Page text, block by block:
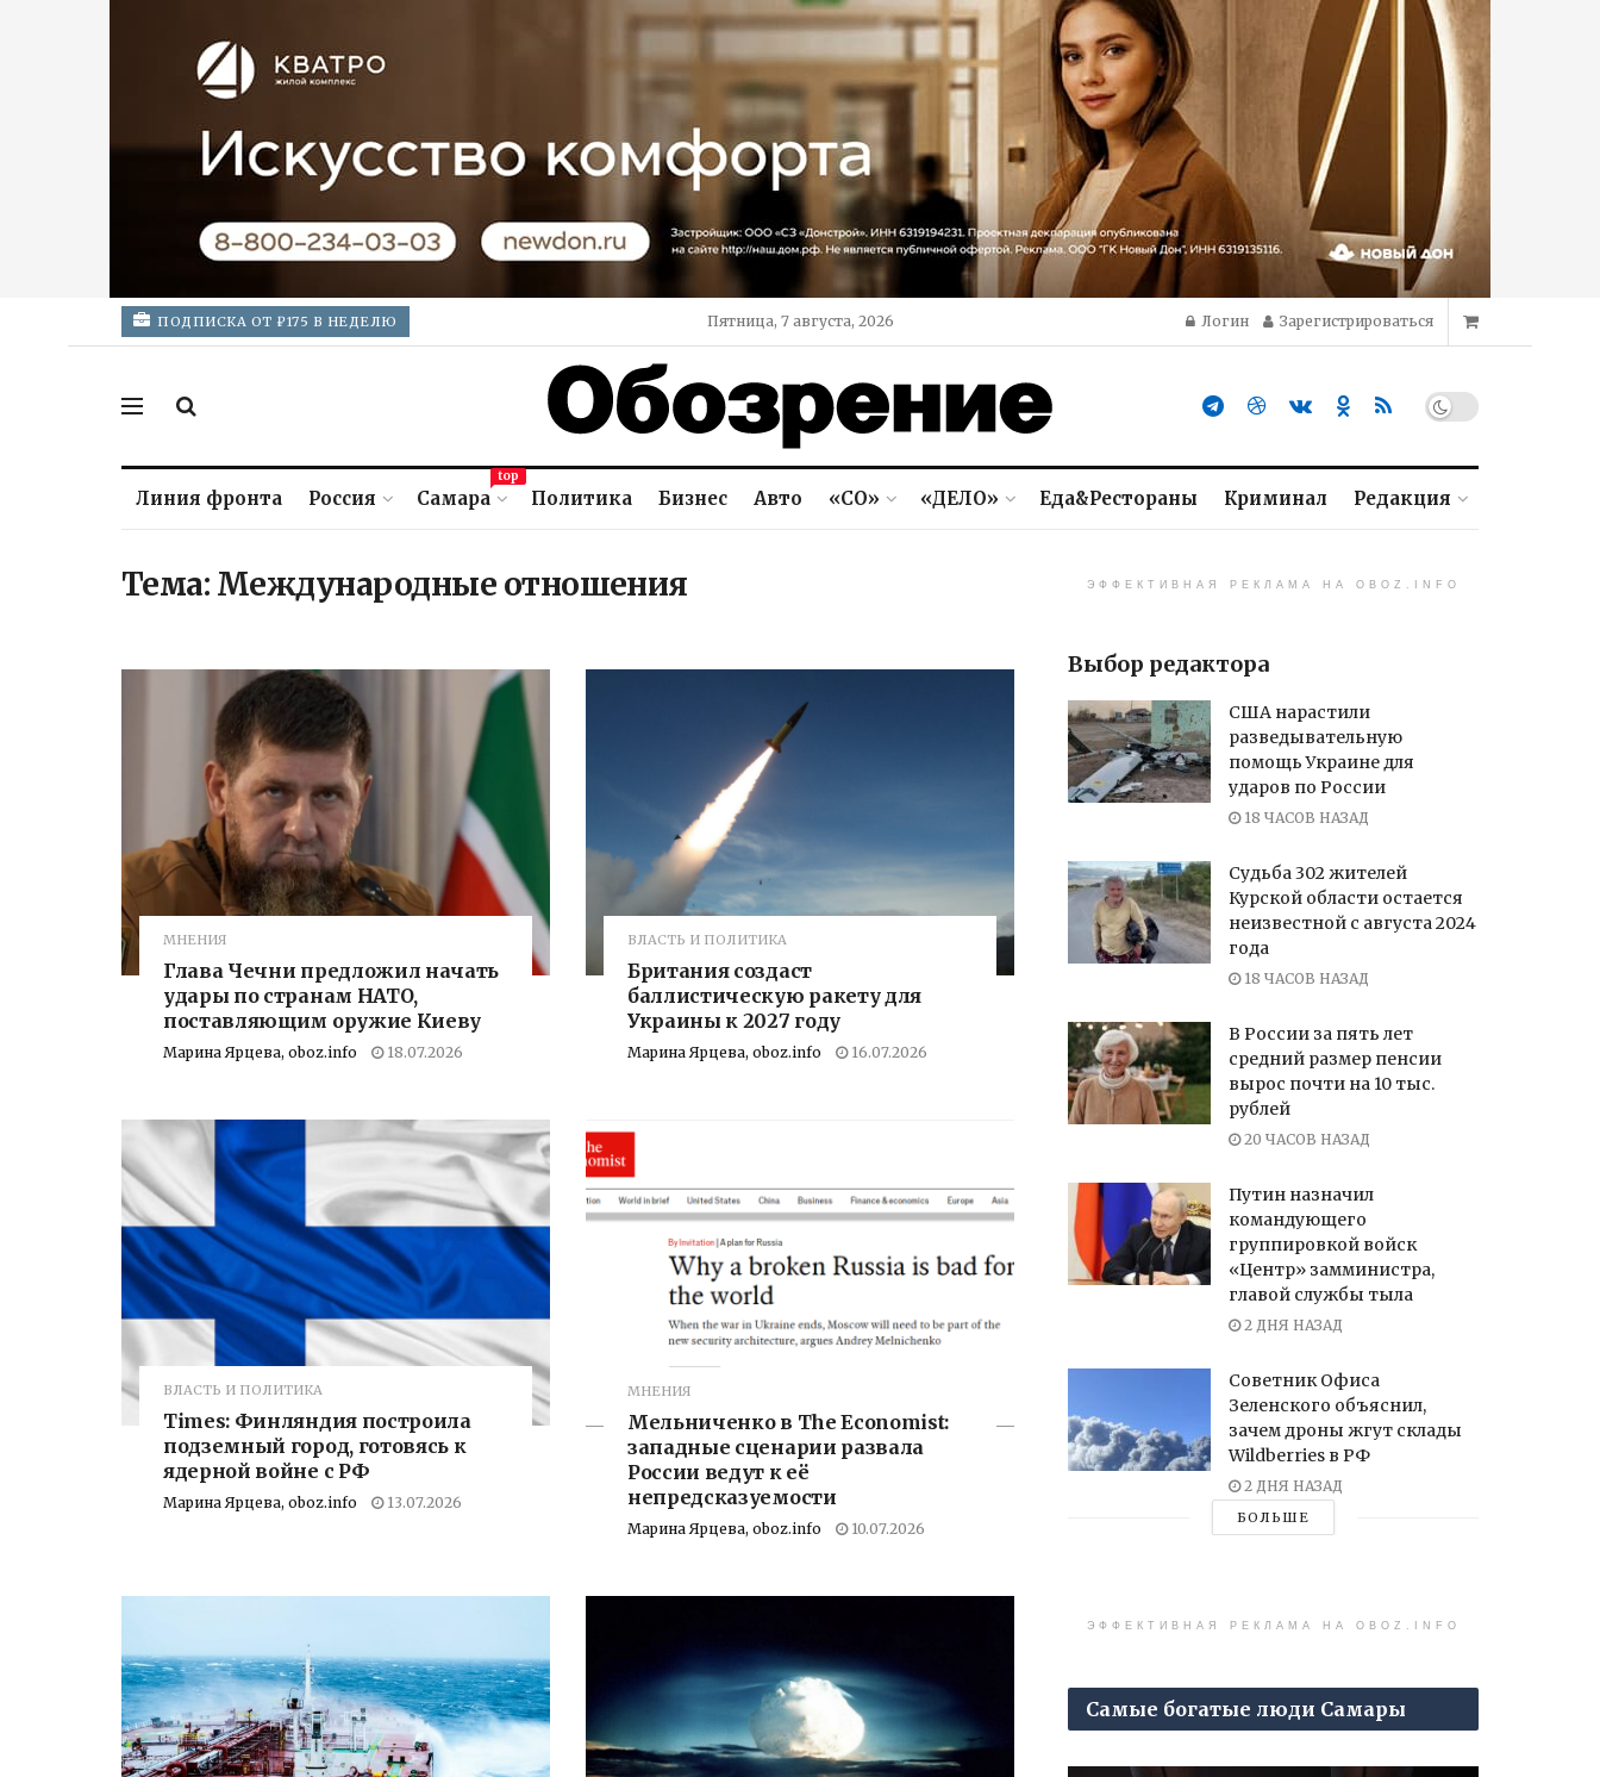
ПОДПИСКА ОТ ₽175 В НЕДЕЛЮ Пятница, 7 августа, 2026 Логин Зарегистрироваться
Линия фронта Россия Самара
top
Политика Бизнес Авто «СО» «ДЕЛО» Еда&Рестораны Криминал Редакция
Тема: Международные отношения
МНЕНИЯ
Глава Чечни предложил начать
удары по странам НАТО,
поставляющим оружие Киеву
Марина Ярцева, oboz.info 18.07.2026
ВЛАСТЬ И ПОЛИТИКА
Британия создаст
баллистическую ракету для
Украины к 2027 году
Марина Ярцева, oboz.info 16.07.2026
ВЛАСТЬ И ПОЛИТИКА
Times: Финляндия построила
подземный город, готовясь к
ядерной войне с РФ
Марина Ярцева, oboz.info 13.07.2026
МНЕНИЯ
Мельниченко в The Economist:
западные сценарии развала
России ведут к её
непредсказуемости
Марина Ярцева, oboz.info 10.07.2026
ЭФФЕКТИВНАЯ РЕКЛАМА НА OBOZ.INFO
Выбор редактора
США нарастили
разведывательную
помощь Украине для
ударов по России
18 ЧАСОВ НАЗАД
Судьба 302 жителей
Курской области остается
неизвестной с августа 2024
года
18 ЧАСОВ НАЗАД
В России за пять лет
средний размер пенсии
вырос почти на 10 тыс.
рублей
20 ЧАСОВ НАЗАД
Путин назначил
командующего
группировкой войск
«Центр» замминистра,
главой службы тыла
2 ДНЯ НАЗАД
Советник Офиса
Зеленского объяснил,
зачем дроны жгут склады
Wildberries в РФ
2 ДНЯ НАЗАД
БОЛЬШЕ
ЭФФЕКТИВНАЯ РЕКЛАМА НА OBOZ.INFO
Самые богатые люди Самары